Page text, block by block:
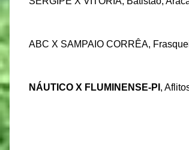
ABC X SAMPAIO CORRÊA,
NÁUTICO X FLUMINENSE-PI ,